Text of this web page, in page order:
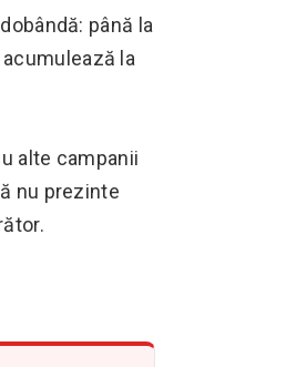
până la
la
alte campanii
nu prezinte